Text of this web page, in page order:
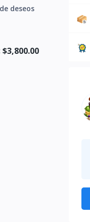
deseos
$3,800.00